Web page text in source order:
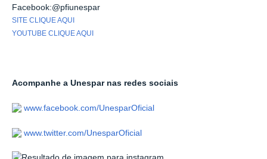
Facebook:@pfiunespar
SITE CLIQUE AQUI
YOUTUBE CLIQUE AQUI
Acompanhe a Unespar nas redes sociais
www.facebook.com/UnesparOficial
www.twitter.com/UnesparOficial